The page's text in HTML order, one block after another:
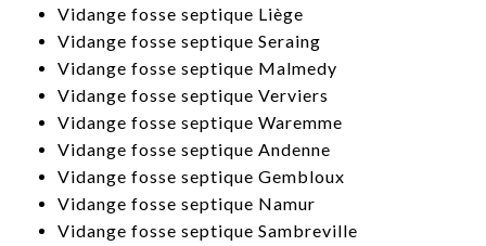
Vidange fosse septique Liège
​Vidange fosse septique Seraing
​Vidange fosse septique Malmedy
​Vidange fosse septique Verviers
​Vidange fosse septique Waremme
​Vidange fosse septique Andenne
​Vidange fosse septique Gembloux
​Vidange fosse septique Namur
​Vidange fosse septique Sambreville